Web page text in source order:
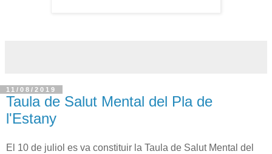
11/08/2019
Taula de Salut Mental del Pla de
l'Estany
El 10 de juliol es va constituir la Taula de Salut Mental del